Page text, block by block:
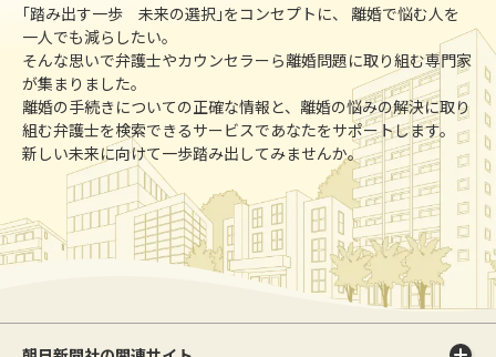
｢踏み出す一歩 未来の選択｣をコンセプトに、 離婚で悩む人を
一人でも減らしたい。
そんな思いで弁護士やカウンセラーら離婚問題に取り組む専門家
が集まりました。
離婚の手続きについての正確な情報と、離婚の悩みの解決に取り
組む弁護士を検索できるサービスであなたをサポートします。
新しい未来に向けて一歩踏み出してみませんか。